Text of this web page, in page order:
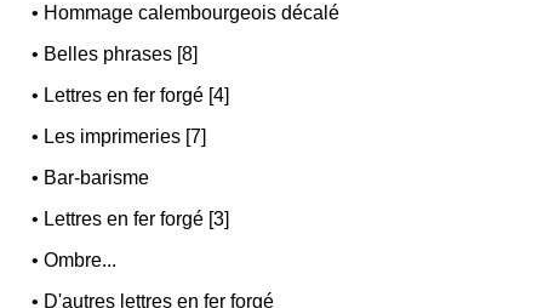
• Hommage calembourgeois décalé
• Belles phrases [8]
• Lettres en fer forgé [4]
• Les imprimeries [7]
• Bar-barisme
• Lettres en fer forgé [3]
•Ombre...
• D'autres lettres en fer forgé